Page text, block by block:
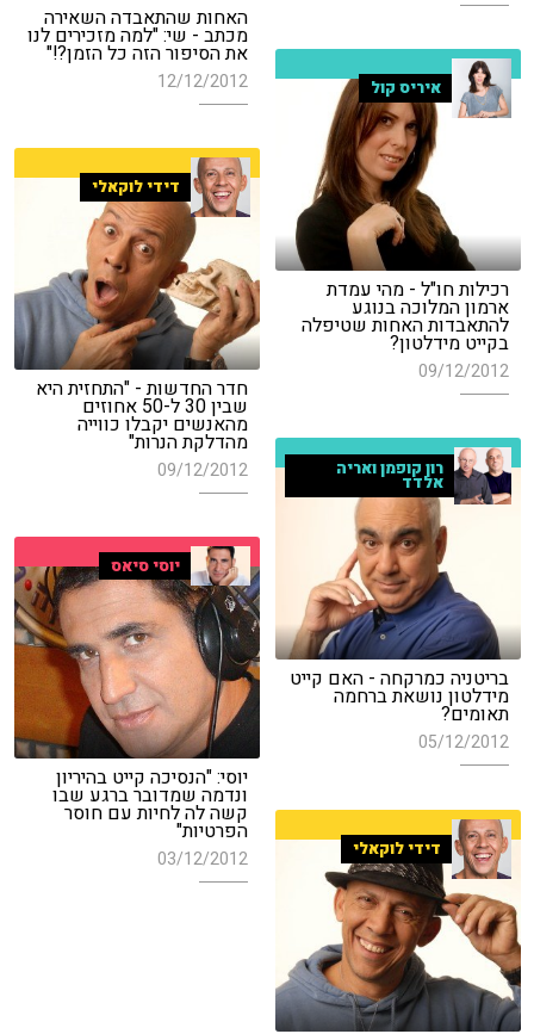
האחות שהתאבדה השאירה
מכתב - שי: "למה מזכירים לנו
את הסיפור הזה כל הזמן?!"
12/12/2012 איריס קול
רכילות חו"ל - מהי עמדת
ארמון המלוכה בנוגע
להתאבדות האחות שטיפלה
בקייט מידלטון?
09/12/2012
דידי לוקאלי
חדר החדשות - "התחזית היא
שבין 30 ל-50 אחוזים
מהאנשים יקבלו כווייה
מהדלקת הנרות"
09/12/2012 רון קופמן ואריה
אלדד
בריטניה כמרקחה - האם קייט
מידלטון נושאת ברחמה
תאומים?
05/12/2012
יוסי סיאס
יוסי: "הנסיכה קייט בהיריון
ונדמה שמדובר ברגע שבו
קשה לה לחיות עם חוסר
הפרטיות"
03/12/2012 דידי לוקאלי